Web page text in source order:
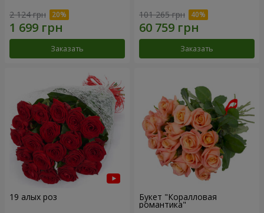
2 124 грн
Заказать
101 265 грн
Заказать
19 алых роз Букет "Коралловая
романтика"